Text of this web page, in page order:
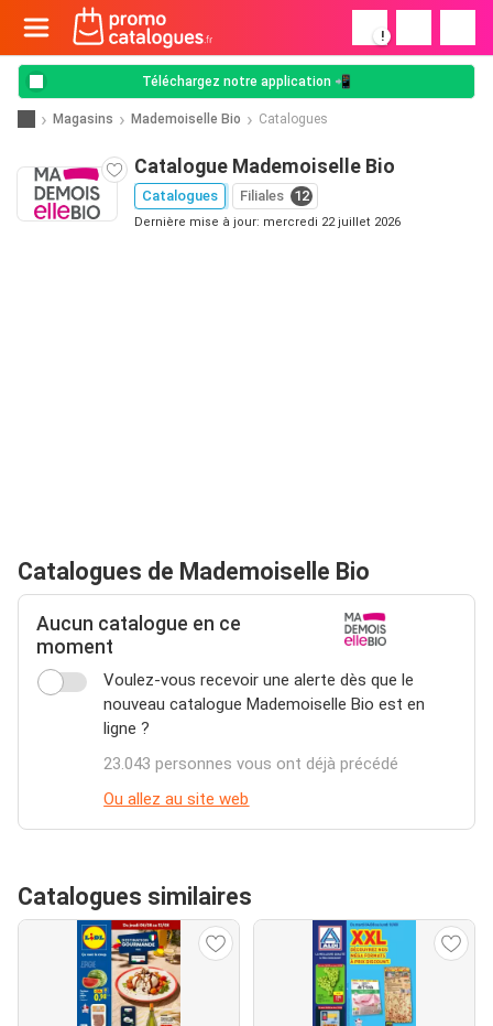
!
Téléchargez notre application 📲
Magasins Mademoiselle Bio Catalogues
Catalogue Mademoiselle Bio
Catalogues Filiales 12
Dernière mise à jour: mercredi 22 juillet 2026
Catalogues de Mademoiselle Bio
Aucun catalogue en ce
moment
Voulez-vous recevoir une alerte dès que le
nouveau catalogue Mademoiselle Bio est en
ligne ?
23.043 personnes vous ont déjà précédé
Ou allez au site web
Catalogues similaires